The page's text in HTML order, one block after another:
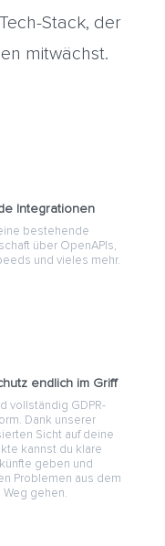
Stack, der
mitwächst.
Integrationen
bestehende
über OpenAPIs,
und vieles mehr.
endlich im Griff
vollständig GDPR-
Dank unserer
Sicht auf deine
kannst du klare
geben und
Problemen aus dem
Weg gehen.